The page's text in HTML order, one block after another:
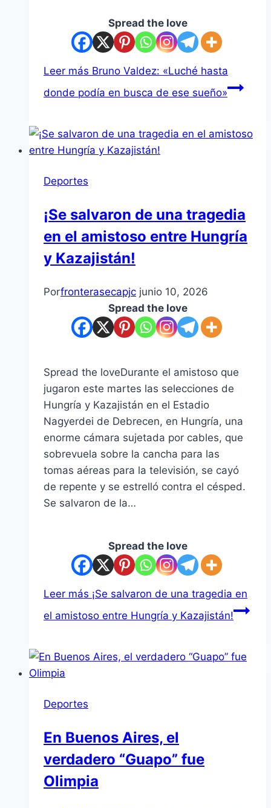
Spread the love
Leer más Bruno Valdez: «Luché hasta
donde podía en busca de ese sueño»
Deportes
¡Se salvaron de una tragedia
en el amistoso entre Hungría
y Kazajistán!
Porfronterasecapjc junio 10, 2026
Spread the love
Spread the loveDurante el amistoso que
jugaron este martes las selecciones de
Hungría y Kazajistán en el Estadio
Nagyerdei de Debrecen, en Hungría, una
enorme cámara sujetada por cables, que
sobrevuela sobre la cancha para las
tomas aéreas para la televisión, se cayó
de repente y se estrelló contra el césped.
Se salvaron de la…
Spread the love
Leer más ¡Se salvaron de una tragedia en
el amistoso entre Hungría y Kazajistán!
Deportes
En Buenos Aires, el
verdadero “Guapo” fue
Olimpia